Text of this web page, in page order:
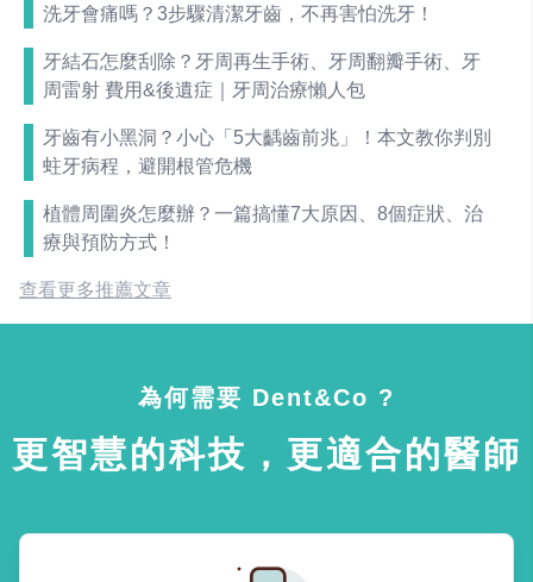
洗牙會痛嗎？3步驟清潔牙齒，不再害怕洗牙！
牙結石怎麼刮除？牙周再生手術、牙周翻瓣手術、牙
周雷射 費用&後遺症｜牙周治療懶人包
牙齒有小黑洞？小心「5大齲齒前兆」！本文教你判別
蛀牙病程，避開根管危機
植體周圍炎怎麼辦？一篇搞懂7大原因、8個症狀、治
療與預防方式！
查看更多推薦文章
為何需要 Dent&Co ?
更智慧的科技，更適合的醫師